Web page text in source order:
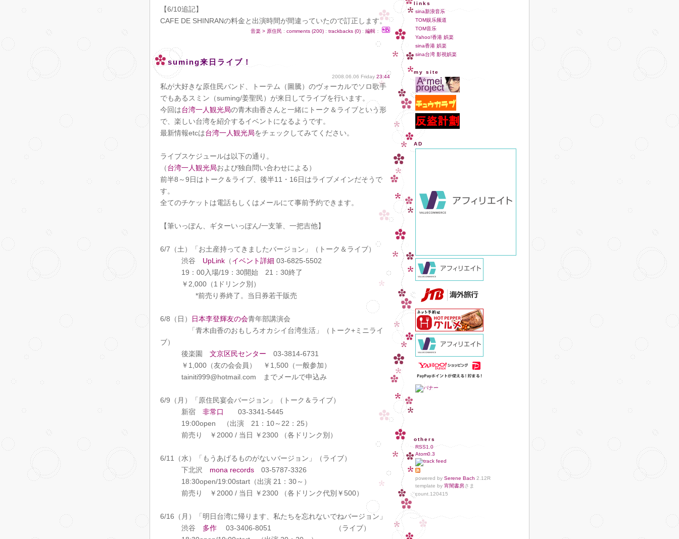
【6/10追記】
CAFE DE SHINRANの料金と出演時間が間違っていたので訂正します。
音楽 > 原住民 : comments (200) : trackbacks (0) : 編輯 ：
suming来日ライブ！
2008.06.06 Friday 23:44
私が大好きな原住民バンド、トーテム（圖騰）のヴォーカルでソロ歌手
でもあるスミン（suming/姜聖民）が来日してライブを行います。
今回は台湾一人観光局の青木由香さんと一緒にトーク＆ライブという形
で、楽しい台湾を紹介するイベントになるようです。
最新情報etcは台湾一人観光局をチェックしてみてください。
ライブスケジュールは以下の通り。
（台湾一人観光局および独自問い合わせによる）
前半8～9日はトーク＆ライブ、後半11・16日はライブメインだそうで
す。
全てのチケットは電話もしくはメールにて事前予約できます。
【筆いっぽん、ギターいっぽん/一支筆、一把吉他】
6/7（土）「お土産持ってきましたバージョン」（トーク＆ライブ）
渋谷 UpLink （イベント詳細 03-6825-5502
19：00入場/19：30開始 21：30終了
￥2,000（1ドリンク別）
*前売り券終了。当日券若干販売
6/8（日） 日本李登輝友の会青年部講演会
「青木由香のおもしろオカシイ台湾生活」（トーク+ミニライ
ブ）
後楽園 文京区民センター 03-3814-6731
￥1,000（友の会会員） ￥1,500（一般参加）
tainiti999@hotmail.com までメールで申込み
6/9（月）「原住民宴会バージョン」（トーク＆ライブ）
新宿 非常口
03-3341-5445
19:00open （出演 21：10～22：25）
前売り ￥2000 / 当日 ￥2300 （各ドリンク別）
6/11（水）「もうあげるものがないバージョン」（ライブ）
下北沢 mona records 03-5787-3326
18:30open/19:00start（出演 21：30～）
前売り ￥2000 / 当日 ￥2300 （各ドリンク代別￥500）
6/16（月）「明日台湾に帰ります、私たちを忘れないでねバージョン」
渋谷 多作 03-3406-8051 （ライブ）
links
sina新浪音乐
TOM娱乐频道
TOM音乐
Yahoo!香港 娯楽
sina香港 娯楽
sina台湾 影視娯楽
my site
AD
others
RSS1.0
Atom0.3
powered by Serene Bach 2.12R
template by 宵闇書房さま
count. 120415